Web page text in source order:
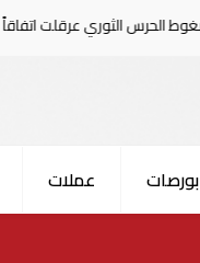
عرقلت اتفاقاً وشيكاً حول هرمز
بورصات عملات